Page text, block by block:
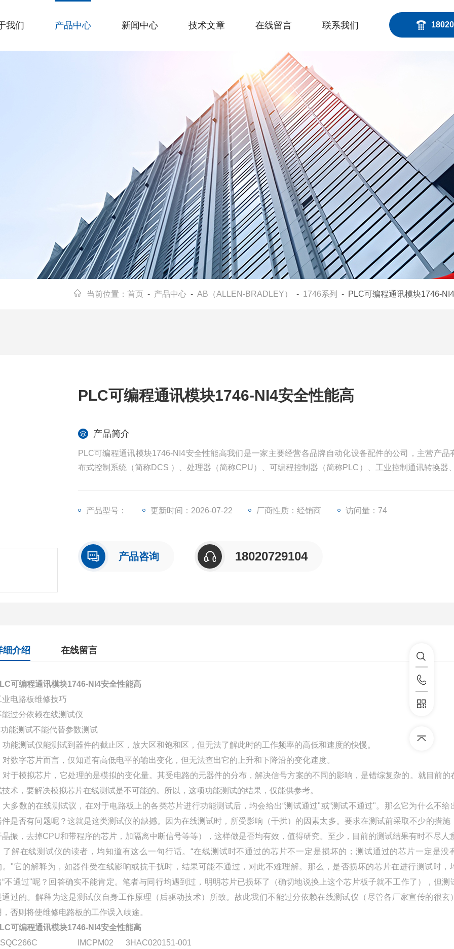
我们 产品中心 新闻中心 技术文章 在线留言 联系我们
当前位置： 首页 - 产品中心 - AB（ALLEN-BRADLEY） - 1746系列 - PLC可编程通讯模块1746-
PLC可编程通讯模块1746-NI4安全性能高
产品简介
PLC可编程通讯模块1746-NI4安全性能高我们是一家主要经营各品牌自动化设备配件的公司，主营产品
布式控制系统（简称DCS ）、处理器（简称CPU）、可编程控制器（简称PLC）、工业控制通讯转换器
产品型号： 更新时间：2026-07-22 厂商性质：经销商 访问量：74
产品咨询 18020729104
细介绍 在线留言
可编程通讯模块1746-NI4安全性能高
业电路板维修技巧
能过分依赖在线测试仪
能测试不能代替参数测试
功能测试仅能测试到器件的截止区，放大区和饱和区，但无法了解此时的工作频率的高低和速度的快慢。
对数字芯片而言，仅知道有高低电平的输出变化，但无法查出它的上升和下降沿的变化速度。
对于模拟芯片，它处理的是模拟的变化量。其受电路的元器件的分布，解决信号方案的不同的影响，是错综复杂的。就目前的
技术，要解决模拟芯片在线测试是不可能的。所以，这项功能测试的结果，仅能供参考。
大多数的在线测试议，在对于电路板上的各类芯片进行功能测试后，均会给出“测试通过"或“测试不通过"。那么它为什么不给
件是否有问题呢？这就是这类测试仪的缺撼。因为在线测试时，所受影响（干扰）的因素太多。要求在测试前采取不少的措施
晶振，去掉CPU和带程序的芯片，加隔离中断信号等等），这样做是否均有效，值得研究。至少，目前的测试结果有时不尽人
了解在线测试仪的读者，均知道有这么一句行话。“在线测试时不通过的芯片不一定是损坏的；测试通过的芯片一定是没
。"它的解释为，如器件受在线影响或抗干扰时，结果可能不通过，对此不难理解。那么，是否损坏的芯片在进行测试时，
“不通过"呢？回答确实不能肯定。笔者与同行均遇到过，明明芯片已损坏了（确切地说换上这个芯片板子就不工作了），但测
通过的。解释为这是测试仪自身工作原理（后驱动技术）所致。故此我们不能过分依赖在线测试仪（尽管各厂家宣传的很玄
，否则将使维修电路板的工作误入歧途。
可编程通讯模块1746-NI4安全性能高
IMCPM02
3HAC020151-001